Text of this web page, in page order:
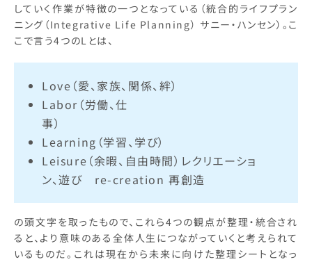
していく作業が特徴の一つとなっている（統合的ライフプラン
ニング（Integrative Life Planning） サニー・ハンセン）。こ
こで言う4つのLとは、
Love（愛、家族、関係、絆）
Labor（労働、仕
事
Learning（学習、学び）
Leisure（余暇、自由時間）レクリエーショ
ン、遊び re-creation 再創造
の頭文字を取ったもので、これら4つの観点が整理・統合され
ると、より意味のある全体人生につながっていくと考えられて
いるものだ。これは現在から未来に向けた整理シートとなっ